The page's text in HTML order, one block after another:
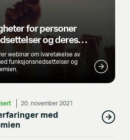
for personer
og deres
webinar om ivaretakelse av
funksjonsnedsettelser og
20. november 2021
med